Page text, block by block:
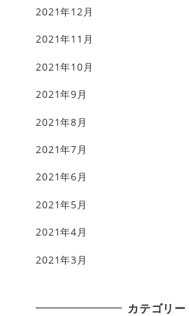
2021年12月
2021年11月
2021年10月
2021年9月
2021年8月
2021年7月
2021年6月
2021年5月
2021年4月
2021年3月
カテゴリー